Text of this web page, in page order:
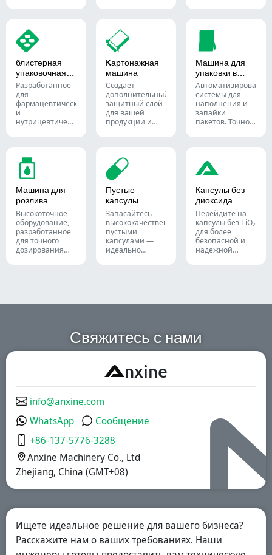
производства
жевательных
конфет и
биодобавок для
кондитерской и
фармацевтической
промышленности.
партиях и
широко
используются в
фармацевтической,
пищевой и
химической
промышленности.
процесс
фармацевтической
продукции с
помощью
разнообразных
решений для
подсчета
твердых
лекарственных
форм.
блистерная
упаковочная
машина
Разработанное
для
фармацевтического
и
нутрицевтического
обеспечивает
надежное
формирование
и запайку
блистеров из
материалов Alu-
PVC и Alu-Alu для
таблеток, капсул
и мягких
желатиновых
капсул.
Kартонажная
машина
Создает
дополнительный
защитный слой
для вашей
продукции и
Точно помещает
флаконы,
блистерные
упаковки,
пакеты и тубы в
коробки для
фармацевтической,
косметической
и пищевой
промышленности.
Машина для
упаковки в
пакеты
системы для
наполнения и
запайки
пакетов. Точное
твердых
продуктов для
оптимизации
ваших
производственных
линий в
фармацевтической,
нутрицевтической
и пищевой
промышленности.
Машина для
розлива
жидкостей
Высокоточное
оборудование,
разработанное
для точного
дозирования
линий в
промышленности.
Пустые
капсулы
Запасайтесь
высококачественными
пустыми
капсулами —
идеально
ассортименте
заказа.
Капсулы без
диоксида
титана (TiO₂)
Перейдите на
капсулы без TiO₂
для более
безопасной и
надежной
Свяжитесь с нами
A nxine
info@anxine.com
WhatsApp
Сообщение
+86-137-5776-3288
Anxine Machinery Co., Ltd
Zhejiang, China (GMT+08)
Ищете идеальное решение для вашего бизнеса?
Расскажите нам о ваших требованиях. Наши